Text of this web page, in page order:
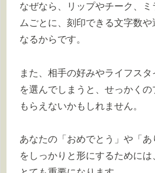
なぜなら、リップやチーク、
ムごとに、刻印できる文字数
なるからです。
また、相手の好みやライフス
を選んでしまうと、せっかく
もらえないかもしれません。
あなたの「おめでとう」や「
をしっかりと形にするために